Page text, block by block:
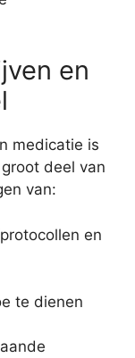
en
medicatie is
deel van
van:
en
te dienen